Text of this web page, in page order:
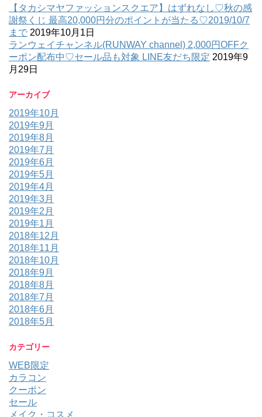
【タカシマヤファッションスクエア】はずれなし♡秋の感
謝祭くじ 最高20,000円分のポイントが当たる♡2019/10/7
まで 2019年10月1日
ランウェイチャンネル(RUNWAY channel) 2,000円OFFク
ーポン配布中♡セール品も対象 LINE友だち限定 2019年9
月29日
アーカイブ
2019年10月
2019年9月
2019年8月
2019年7月
2019年6月
2019年5月
2019年4月
2019年3月
2019年2月
2019年1月
2018年12月
2018年11月
2018年10月
2018年9月
2018年8月
2018年7月
2018年6月
2018年5月
カテゴリー
WEB限定
カラコン
クーポン
セール
メイク・コスメ